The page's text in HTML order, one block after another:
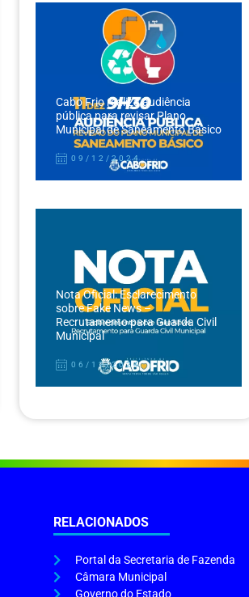
Cabo Frio realiza audiência
pública para revisar Plano
Municipal de Saneamento Básico
09/12/2024
Nota Oficial: Esclarecimento
sobre Fake News –
Recrutamento para Guarda Civil
Municipal
06/12/2024
RELACIONADOS
Portal da Secretaria de Fazenda
Câmara Municipal
Governo do Estado